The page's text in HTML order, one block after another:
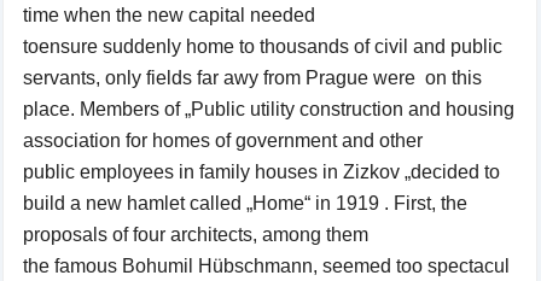
time when the new capital needed
toensure suddenly home to thousands of civil and public
servants, only fields farawy from Prague were on this
place. Members of„Public utility construction and housing
association for homes of government and other
public employees in family houses in Zizkov „decided to
build a new hamlet called „Home“ in 1919 . First, the
proposals of four architects, among them
the famous Bohumil Hübschmann, seemed too spectacul